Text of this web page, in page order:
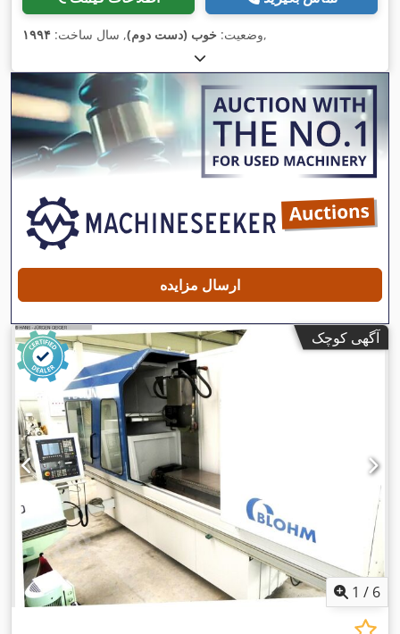
وضعیت: خوب (دست دوم), سال ساخت: ۱۹۹۴ ,
ارسال مزایده
آگهی کوچک
1 / 6